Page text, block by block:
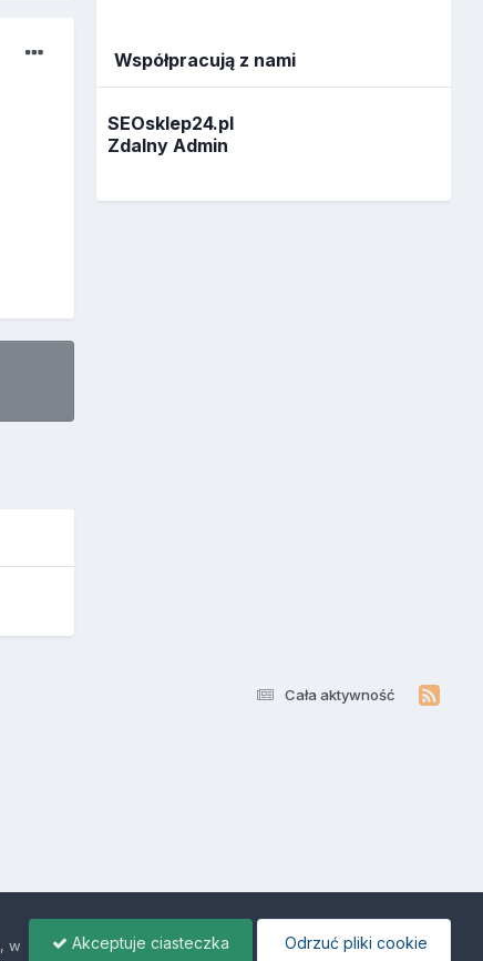
Współpracują z nami
SEOsklep24.pl
Zdalny Admin
Cała aktywność
, w
Akceptuje ciasteczka Odrzuć pliki cookie